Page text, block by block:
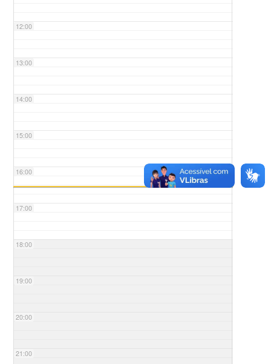
12:00
13:00
14:00
15:00
16:00
17:00
18:00
19:00
20:00
21:00